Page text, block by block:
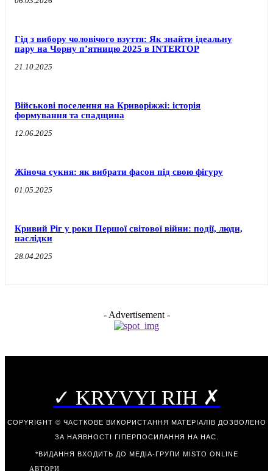
Гід з вибору чоловічого взуття: Як знайти ідеальну
пару на Чорну п’ятницю 2025 в INTERTOP
21.10.2025
Військові поселення на Криворіжжі: історія
формування та спадщина
12.06.2025
Жіноча сукня: як вибрати фасон під свою фігуру
01.05.2025
Кривий Ріг у роки Першої світової війни: події, люди,
наслідки
28.04.2025
- Advertisement -
✓ KRYVYI RIH ✗
COPYRIGHT © ЧАСТКОВЕ ВИКОРИСТАННЯ МАТЕРІАЛІВ ДОЗВОЛЕНО
ЗА НАЯВНОСТІ ГІПЕРПОСИЛАННЯ НА НАС.
*ВИДАННЯ ВХОДИТЬ ДО МЕДІА-ГРУПИ MISTO ONLINE
АВТОРИ